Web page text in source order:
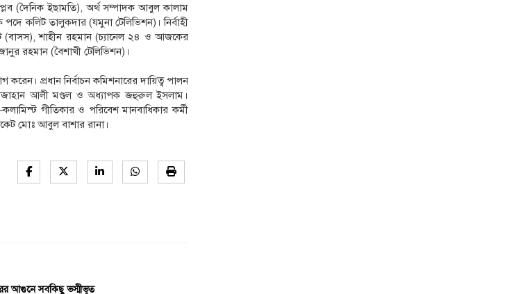
(দৈনিক ইছামতি), অর্থ সম্পাদক আবুল কালাম
কলিট তালুকদার (যমুনা টেলিভিশন)‌। নির্বাহী
শাহীন রহমান (চ্যানেল ২৪ ও আজকের
রহমান (বৈশাখী টেলিভিশন)।
প্রধান নির্বাচন কমিশনারের দায়িত্ব পালন
আলী মণ্ডল ও অধ্যাপক জহুরুল ইসলাম।
গীতিকার ও পরিবেশ মানবাধিকার কর্মী
মোঃ আবুল বাশার রানা।
আগুনে সবকিছু ভস্মীভূত